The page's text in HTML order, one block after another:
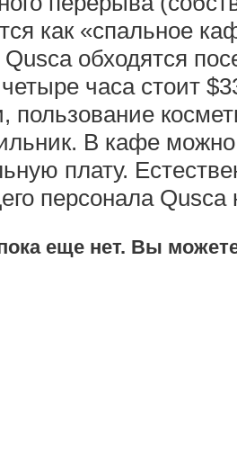
как «спальное
обходятся
часа стоит
пользование
В кафе
плату.
персонала
еще нет. Вы